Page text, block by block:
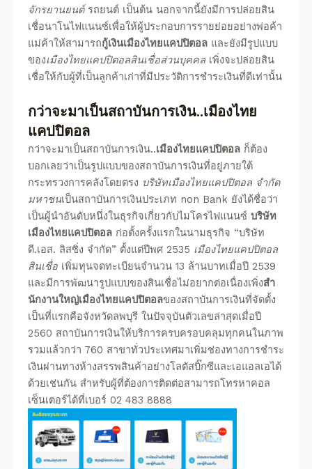
จักรยานยนต์รถยนต์ เป็นต้น นอกจากนี้ยังมีการปล่อยสิน
เชื่อนาโนไฟแนนซ์เพื่อให้ผู้ประกอบการรายย่อยอย่างพ่อค้า
แม่ค้าให้สามารถกู้เงินเมืองไทยแคปปิตอล และยังมีรูปแบบ
ของเมืองไทยแคปปิตอลสินเชื่อส่วนบุคคล เพิ่งจะปล่อยสิน
เชื่อให้กับผู้ที่เป็นลูกค้าเก่าที่มีประวัติการชำระเงินที่ดีเท่านั้น
กว่าจะมาเป็นสถาบันการเงิน..เมืองไทย
แคปปิตอล
กว่าจะมาเป็นสถาบันการเงิน..เมืองไทยแคปปิตอล ก็ต้อง
บอกเลยว่าเป็นรูปแบบของสถาบันการเงินที่อยู่ภายใต้
กระทรวงการคลังโดยตรง บริษัทเมืองไทยแคปปิตอล จํากัด
มหาชนเป็นสถาบันการเงินประเภท non Bank ยังได้ชื่อว่า
เป็นผู้นำอันดับหนึ่งในธุรกิจเกี่ยวกับไมโครไฟแนนซ์ บริษัท
เมืองไทยแคปปิตอล ก่อตั้งครั้งแรกในนามธุรกิจ “บริษัท
ดี.เอส. ลิสซิ่ง จำกัด” ตั้งแต่ปีพศ 2535 เมืองไทยแคปปิตอล
สินเชื่อ เพิ่มทุนจดทะเบียนจำนวน 13 ล้านบาทเมื่อปี 2539
และมีการพัฒนารูปแบบของสินเชื่อไม่อยากต่อเนื่องเพิ่งสํา
นักงานใหญ่เมืองไทยแคปปิตอลของสถาบันการเงินที่จัดตั้ง
เป็นที่แรกคือจังหวัดลพบุรี ในปัจจุบันตัวเลขล่าสุดเมื่อปี
2560 สถาบันการเงินให้บริการครบครอบคลุมทุกคนในภาพ
รวมแล้วกว่า 760 สาขาทั่วประเทศมาเพิ่มช่องทางการชำระ
เงินผ่านทางห้างสรรพสินค้าอย่างโลตัสบิ๊กซีและเอแอลเอได้
ด้วยเช่นกัน สำหรับผู้ที่ต้องการติดต่อสามารถโทรหาคอล
เซ็นเตอร์ได้ที่เบอร์ 02 483 8888